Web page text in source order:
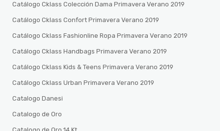
Catálogo Cklass Colección Dama Primavera Verano 2019
Catálogo Cklass Confort Primavera Verano 2019
Catálogo Cklass Fashionline Ropa Primavera Verano 2019
Catálogo Cklass Handbags Primavera Verano 2019
Catálogo Cklass Kids & Teens Primavera Verano 2019
Catálogo Cklass Urban Primavera Verano 2019
Catalogo Danesi
Catalogo de Oro